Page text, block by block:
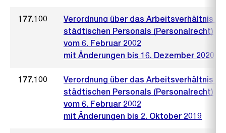
177.100
Verordnung über das Arbeitsverhältnis
städtischen Personals (Personalrecht)
vom 6. Februar 2002
mit Änderungen bis 16. Dezember 2020
177.100
Verordnung über das Arbeitsverhältnis
städtischen Personals (Personalrecht)
vom 6. Februar 2002
mit Änderungen bis 2. Oktober 2019